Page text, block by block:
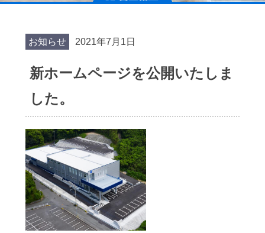
お知らせ 2021年7月1日
新ホームページを公開いたしま
した。